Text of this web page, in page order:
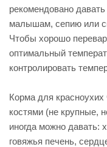
рекомендовано
малышам, сепию или
Чтобы хорошо
оптимальный
контролировать
Корма для
костями (не крупные,
иногда можно давать:
говяжья печень,